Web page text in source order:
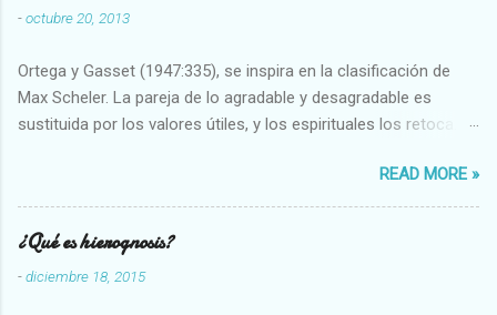
-octubre 20, 2013
Ortega y Gasset (1947:335), se inspira en la clasificación de
Max Scheler. La pareja de lo agradable y desagradable es
sustituida por los valores útiles, y los espirituales los retoca.
Abundante-Escaso,etc 2 VITALES Sano-Enfermo Selecto-
Vulgar Enérgico-Inerte Fuerte-Débil,etc. 3 ESPIRITUALES a)
Intelectuales Conocimiento-Error Exacto-Aproximado
Evidente-Probable,etc b) Morales Bueno-malo Bondadoso-
malvado Justo-Injusto Escrupuloso-Relajado Leal-Desleal,etc.
READ MORE »
¿Qué es hierognosis?
-diciembre 18, 2015